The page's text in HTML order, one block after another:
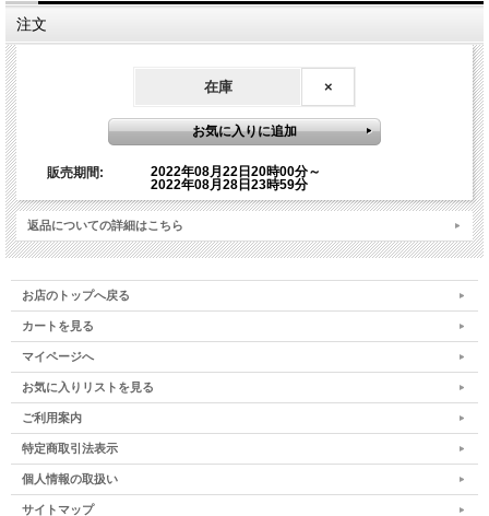
ご記入をお願いいたします。（ZOOMの「チャット」に
ご質問をご記入されましても、ご質問に採用されません
ので、予めご了承ください）
【オンライン参加の重要事項】
オンライン参加は下記をご了承の上、お申込みくださ
い。下記に該当の場合、録画視聴となりますので予めご
了承ください。
・事前にZOOM承認申請ができない場合
・ZOOMの設定が不安な方
また、オンラインワークショップはメールでのやりとり
が多いため、メールアドレスがない方など、メールのや
りとりができない方はお申込みを控えてください。恐れ
入りますが、弊社でメール受信設定およびZOOM登録設
定の方法について対応はしておりませんので、予めご了
注文
在庫 ×
販売期間:
2022年08月22日20時00分～
2022年08月28日23時59分
返品についての詳細はこちら
お店のトップへ戻る
カートを見る
マイページへ
お気に入りリストを見る
ご利用案内
特定商取引法表示
個人情報の取扱い
サイトマップ